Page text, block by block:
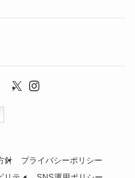
針
プライバシーポリシー